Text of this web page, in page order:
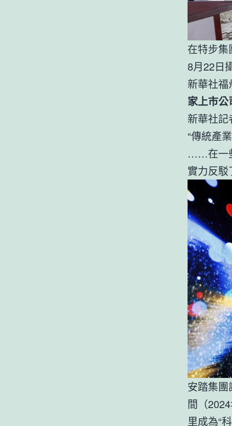
在特步
8月22日
新華社福
家上市公
新華社
“傳統產
……在一
實力反駁
安踏集
間（
里成為“